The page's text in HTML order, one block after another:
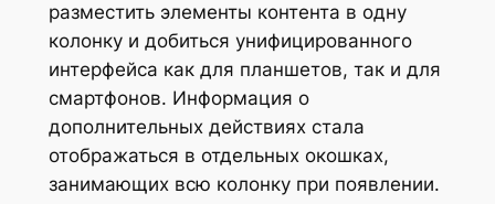
разместить элементы контента в одну
колонку и добиться унифицированного
интерфейса как для планшетов, так и для
смартфонов. Информация о
дополнительных действиях стала
отображаться в отдельных окошках,
занимающих всю колонку при появлении.